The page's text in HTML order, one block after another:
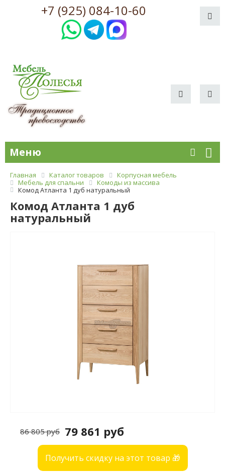
+7 (925) 084-10-60
Меню
Главная Каталог товаров
Корпусная мебель
Мебель для спальни
Комоды из массива
Комод Атланта 1 дуб натуральный
Комод Атланта 1 дуб
натуральный
79 861 руб
86 805 руб
Получить скидку на этот товар 🎁